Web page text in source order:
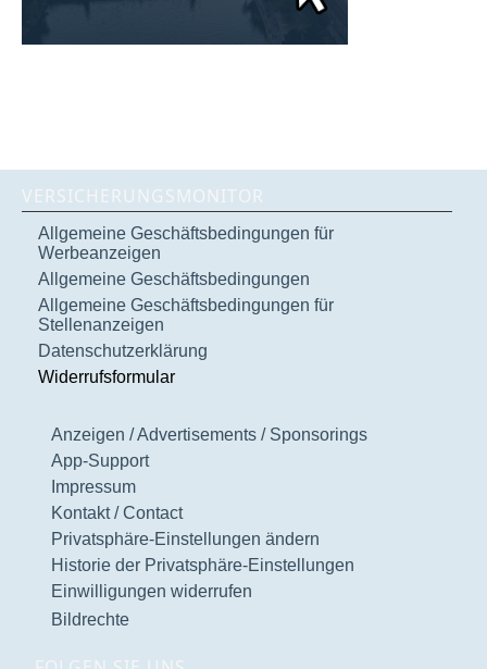
VERSICHERUNGSMONITOR
Allgemeine Geschäftsbedingungen für
Werbeanzeigen
Allgemeine Geschäftsbedingungen
Allgemeine Geschäftsbedingungen für
Stellenanzeigen
Datenschutzerklärung
Widerrufsformular
Anzeigen / Advertisements / Sponsorings
App-Support
Impressum
Kontakt / Contact
Privatsphäre-Einstellungen ändern
Historie der Privatsphäre-Einstellungen
Einwilligungen widerrufen
Bildrechte